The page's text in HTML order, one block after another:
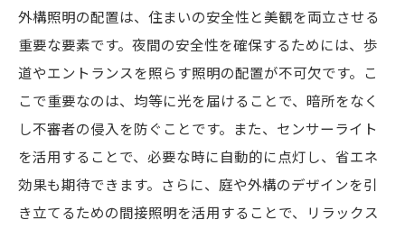
外構照明の配置は、住まいの安全性と美観を両立させる
重要な要素です。夜間の安全性を確保するためには、歩
道やエントランスを照らす照明の配置が不可欠です。こ
こで重要なのは、均等に光を届けることで、暗所をなく
し不審者の侵入を防ぐことです。また、センサーライト
を活用することで、必要な時に自動的に点灯し、省エネ
効果も期待できます。さらに、庭や外構のデザインを引
き立てるための間接照明を活用することで、リラックス